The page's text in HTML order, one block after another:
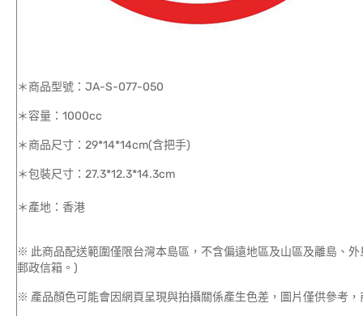
＊商品型號：JA-S-077-050
＊容量：1000cc
＊商品尺寸：29*14*14cm(含把手)
＊包裝尺寸：27.3*12.3*14.3cm
＊產地：香港
※ 此商品配送範圍僅限台灣本島區，不含偏遠地區及山區及離島、
郵政信箱。)
※ 產品顏色可能會因網頁呈現與拍攝關係產生色差，圖片僅供參考